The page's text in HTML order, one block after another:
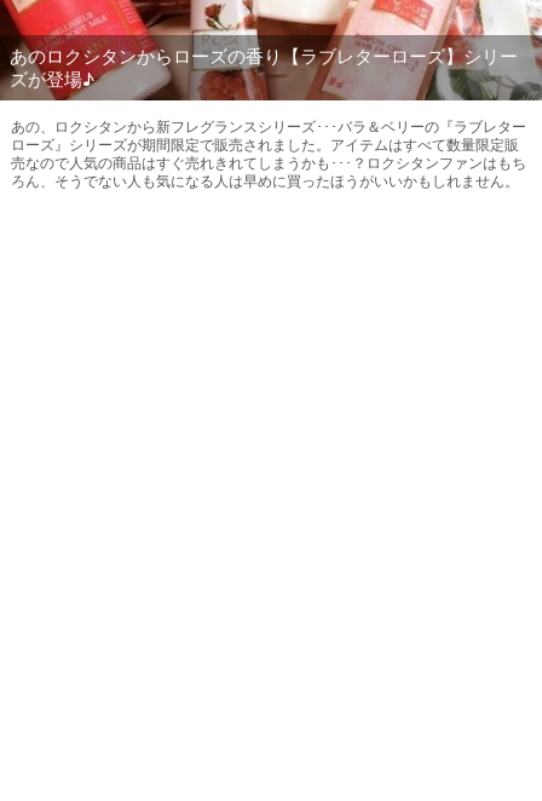
あのロクシタンからローズの香り【ラブレターローズ】シリー
ズが登場♪
あの、ロクシタンから新フレグランスシリーズ･･･バラ＆ベリーの『ラブレター
ローズ』シリーズが期間限定で販売されました。アイテムはすべて数量限定販
売なので人気の商品はすぐ売れきれてしまうかも･･･？ロクシタンファンはもち
ろん、そうでない人も気になる人は早めに買ったほうがいいかもしれません。